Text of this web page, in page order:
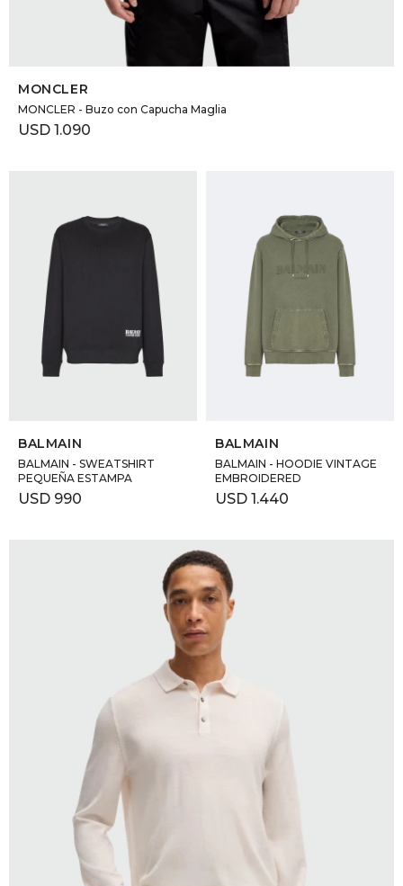
SELECCIONAR TALLE
MONCLER
MONCLER - Buzo con Capucha Maglia
USD 1.090
BALMAIN
BALMAIN - SWEATSHIRT
PEQUEÑA ESTAMPA
USD 990
BALMAIN
BALMAIN - HOODIE VINTAGE
EMBROIDERED
USD 1.440